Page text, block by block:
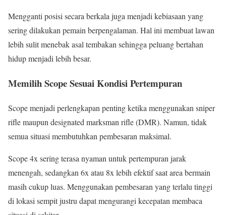
Mengganti posisi secara berkala juga menjadi kebiasaan yang
sering dilakukan pemain berpengalaman. Hal ini membuat lawan
lebih sulit menebak asal tembakan sehingga peluang bertahan
hidup menjadi lebih besar.
Memilih Scope Sesuai Kondisi Pertempuran
Scope menjadi perlengkapan penting ketika menggunakan sniper
rifle maupun designated marksman rifle (DMR). Namun, tidak
semua situasi membutuhkan pembesaran maksimal.
Scope 4x sering terasa nyaman untuk pertempuran jarak
menengah, sedangkan 6x atau 8x lebih efektif saat area bermain
masih cukup luas. Menggunakan pembesaran yang terlalu tinggi
di lokasi sempit justru dapat mengurangi kecepatan membaca